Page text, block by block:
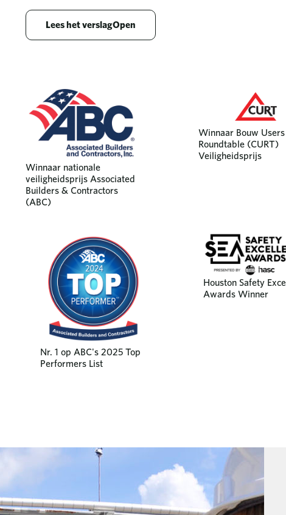
Lees het verslagOpennieuw venster
Winnaar nationale
veiligheidsprijs Associated
Builders & Contractors
(ABC)
Winnaar Bouw Users
Roundtable (CURT)
Veiligheidsprijs
Nr. 1 op ABC's 2025 Top
Performers List
Houston Safety
Awards Winner